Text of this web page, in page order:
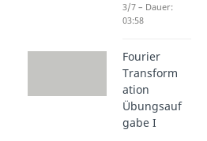
3/7 – Dauer:
03:58
Fourier
Transform
ation
Übungsauf
gabe I